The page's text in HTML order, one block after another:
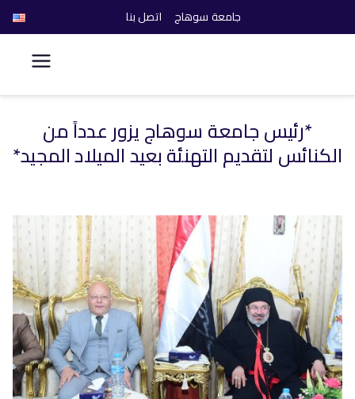
إلى
جامعة سوهاج اتصل بنا
كلية الحاسبات والذكاء
الاصطناعي
*رئيس جامعة سوهاج يزور عدداً من
الكنائس لتقديم التهنئة بعيد الميلاد المجيد*